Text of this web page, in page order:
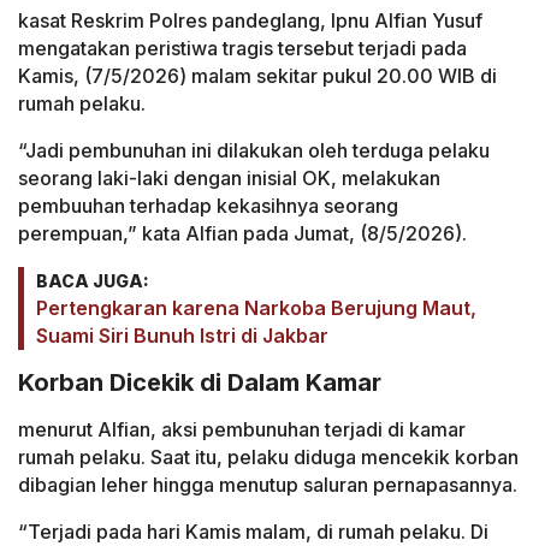
kasat Reskrim Polres pandeglang, Ipnu Alfian Yusuf
mengatakan peristiwa tragis tersebut terjadi pada
Kamis, (7/5/2026) malam sekitar pukul 20.00 WIB di
rumah pelaku.
“Jadi pembunuhan ini dilakukan oleh terduga pelaku
seorang laki-laki dengan inisial OK, melakukan
pembuuhan terhadap kekasihnya seorang
perempuan,” kata Alfian pada Jumat, (8/5/2026).
BACA JUGA:
Pertengkaran karena Narkoba Berujung Maut,
Suami Siri Bunuh Istri di Jakbar
Korban Dicekik di Dalam Kamar
menurut Alfian, aksi pembunuhan terjadi di kamar
rumah pelaku. Saat itu, pelaku diduga mencekik korban
dibagian leher hingga menutup saluran pernapasannya.
“Terjadi pada hari Kamis malam, di rumah pelaku. Di